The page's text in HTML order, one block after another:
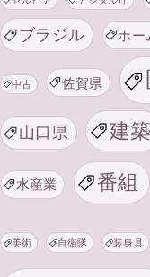
ブラジル ホー
中古 佐賀県
山口県 建築
水産業 番組
美術 自衛隊 装身具